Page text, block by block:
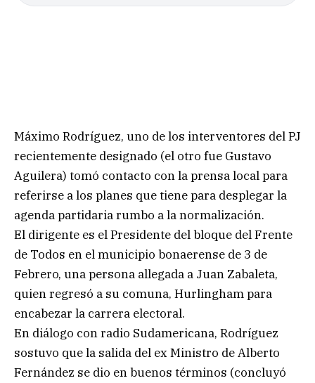
Máximo Rodríguez, uno de los interventores del PJ
recientemente designado (el otro fue Gustavo
Aguilera) tomó contacto con la prensa local para
referirse a los planes que tiene para desplegar la
agenda partidaria rumbo a la normalización.
El dirigente es el Presidente del bloque del Frente
de Todos en el municipio bonaerense de 3 de
Febrero, una persona allegada a Juan Zabaleta,
quien regresó a su comuna, Hurlingham para
encabezar la carrera electoral.
En diálogo con radio Sudamericana, Rodríguez
sostuvo que la salida del ex Ministro de Alberto
Fernández se dio en buenos términos (concluyó